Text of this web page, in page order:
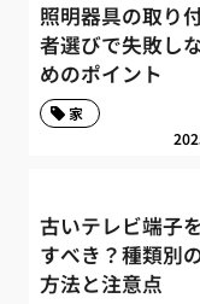
照明器具の取り
者選びで失敗し
めのポイント
家
古いテレビ端子
すべき？種類別
方法と注意点